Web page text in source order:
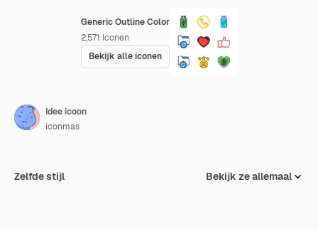
Generic Outline Color
2,571 Iconen
Bekijk alle iconen
Idee icoon
iconmas
Zelfde stijl Bekijk ze allemaal